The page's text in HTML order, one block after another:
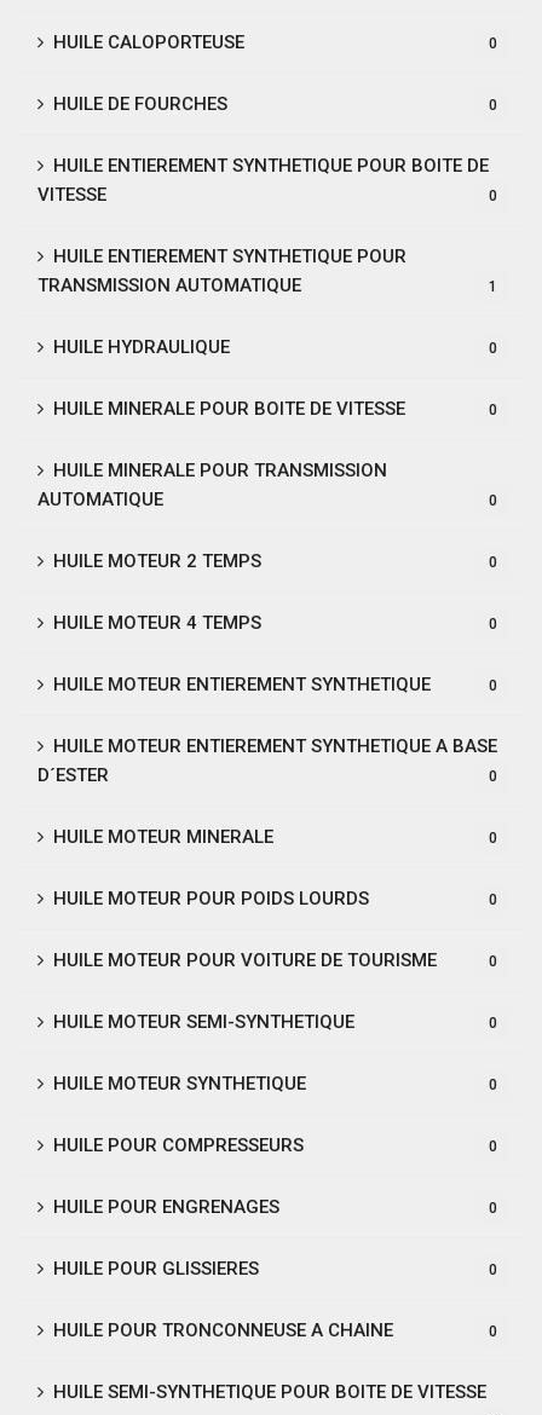
HUILE CALOPORTEUSE 0
HUILE DE FOURCHES 0
HUILE ENTIEREMENT SYNTHETIQUE POUR BOITE DE
VITESSE
0
HUILE ENTIEREMENT SYNTHETIQUE POUR
TRANSMISSION AUTOMATIQUE
1
HUILE HYDRAULIQUE 0
HUILE MINERALE POUR BOITE DE VITESSE 0
HUILE MINERALE POUR TRANSMISSION
AUTOMATIQUE
0
HUILE MOTEUR 2 TEMPS 0
HUILE MOTEUR 4 TEMPS 0
HUILE MOTEUR ENTIEREMENT SYNTHETIQUE 0
HUILE MOTEUR ENTIEREMENT SYNTHETIQUE A BASE
D´ESTER
0
HUILE MOTEUR MINERALE 0
HUILE MOTEUR POUR POIDS LOURDS 0
HUILE MOTEUR POUR VOITURE DE TOURISME 0
HUILE MOTEUR SEMI-SYNTHETIQUE 0
HUILE MOTEUR SYNTHETIQUE 0
HUILE POUR COMPRESSEURS 0
HUILE POUR ENGRENAGES 0
HUILE POUR GLISSIERES 0
HUILE POUR TRONCONNEUSE A CHAINE 0
HUILE SEMI-SYNTHETIQUE POUR BOITE DE VITESSE